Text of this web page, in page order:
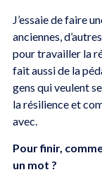
J’essaie de faire
anciennes,
pour travailler la
fait aussi de la
gens qui veulent
la résilience et
avec.
Pour finir,
un mot ?